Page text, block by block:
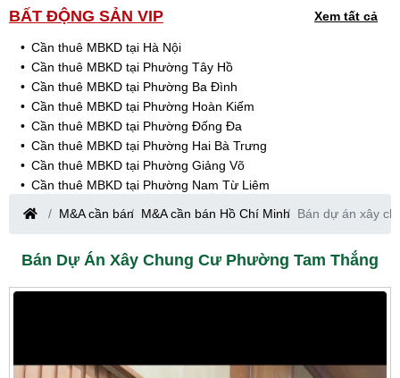
BẤT ĐỘNG SẢN VIP Xem tất cả
Cần thuê MBKD tại Hà Nội
Cần thuê MBKD tại Phường Tây Hồ
Cần thuê MBKD tại Phường Ba Đình
Cần thuê MBKD tại Phường Hoàn Kiếm
Cần thuê MBKD tại Phường Đống Đa
Cần thuê MBKD tại Phường Hai Bà Trưng
Cần thuê MBKD tại Phường Giảng Võ
Cần thuê MBKD tại Phường Nam Từ Liêm
Cần thuê MBKD tại Phường Cầu Giấy
Cần thuê MBKD tại Phường Hà Đông
Cần thuê MBKD tại Phường Hoàng Mai
Cần thuê MBKD tại Phường Phương Liệt
M&A cần bán M&A cần bán Hồ Chí Minh Bán dự án xây
Bán Dự Án Xây Chung Cư Phường Tam Thắng